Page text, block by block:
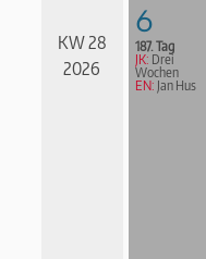
KW 28
2026
6
187. Tag
JK: Drei
Wochen
EN: Jan Hus